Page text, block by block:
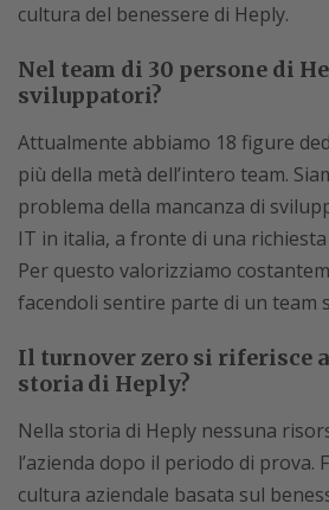
cultura del benessere di Heply.
Nel team di 30 persone di
sviluppatori?
Attualmente abbiamo 18 figure
più della metà dell’intero team.
problema della mancanza di
IT in italia, a fronte di una
Per questo valorizziamo
facendoli sentire parte di un team
Il turnover zero si riferisce
storia di Heply?
Nella storia di Heply nessuna
l’azienda dopo il periodo di prova.
cultura aziendale basata sul